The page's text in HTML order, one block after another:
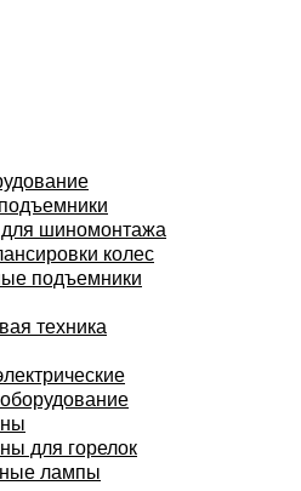
шиномонтажа
колес
подъемники
техника
для горелок
лампы